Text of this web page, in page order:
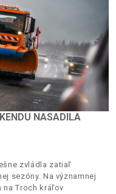
NASADILA
zvládla zatiaľ
sezóny. Na významnej
na Troch kráľov